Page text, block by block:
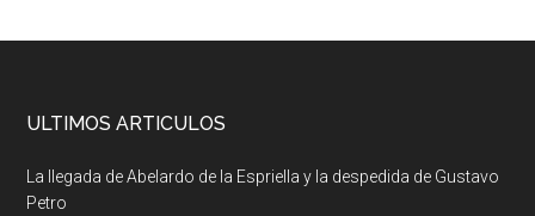
ULTIMOS ARTICULOS
La llegada de Abelardo de la Espriella y la despedida de Gustavo
Petro